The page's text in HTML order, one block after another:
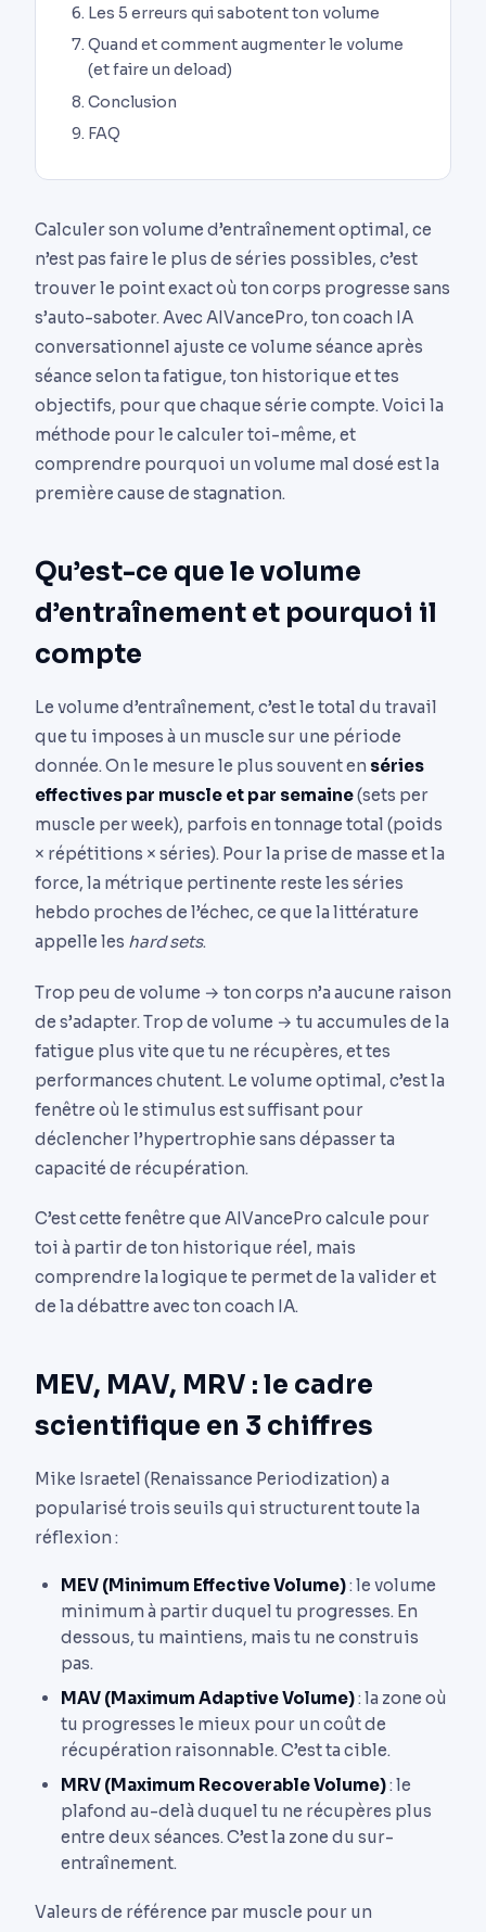
Les 5 erreurs qui sabotent ton volume
Quand et comment augmenter le volume
(et faire un deload)
Conclusion
FAQ
Calculer son volume d’entraînement optimal, ce
n’est pas faire le plus de séries possibles, c’est
trouver le point exact où ton corps progresse sans
s’auto-saboter. Avec AIVancePro, ton coach IA
conversationnel ajuste ce volume séance après
séance selon ta fatigue, ton historique et tes
objectifs, pour que chaque série compte. Voici la
méthode pour le calculer toi-même, et
comprendre pourquoi un volume mal dosé est la
première cause de stagnation.
Qu’est-ce que le volume
d’entraînement et pourquoi il
compte
Le volume d’entraînement, c’est le total du travail
que tu imposes à un muscle sur une période
donnée. On le mesure le plus souvent en séries
effectives par muscle et par semaine(sets per
muscle per week), parfois en tonnage total (poids
× répétitions × séries). Pour la prise de masse et la
force, la métrique pertinente reste les séries
hebdo proches de l’échec, ce que la littérature
appelle les hard sets.
Trop peu de volume → ton corps n’a aucune raison
de s’adapter. Trop de volume → tu accumules de la
fatigue plus vite que tu ne récupères, et tes
performances chutent. Le volume optimal, c’est la
fenêtre où le stimulus est suffisant pour
déclencher l’hypertrophie sans dépasser ta
capacité de récupération.
C’est cette fenêtre que AIVancePro calcule pour
toi à partir de ton historique réel, mais
comprendre la logique te permet de la valider et
de la débattre avec ton coach IA.
MEV, MAV, MRV : le cadre
scientifique en 3 chiffres
Mike Israetel (Renaissance Periodization) a
popularisé trois seuils qui structurent toute la
réflexion :
MEV (Minimum Effective Volume): le volume
minimum à partir duquel tu progresses. En
dessous, tu maintiens, mais tu ne construis
pas.
MAV (Maximum Adaptive Volume): la zone où
tu progresses le mieux pour un coût de
récupération raisonnable. C’est ta cible.
MRV (Maximum Recoverable Volume): le
plafond au-delà duquel tu ne récupères plus
entre deux séances. C’est la zone du sur-
entraînement.
Valeurs de référence par muscle pour un